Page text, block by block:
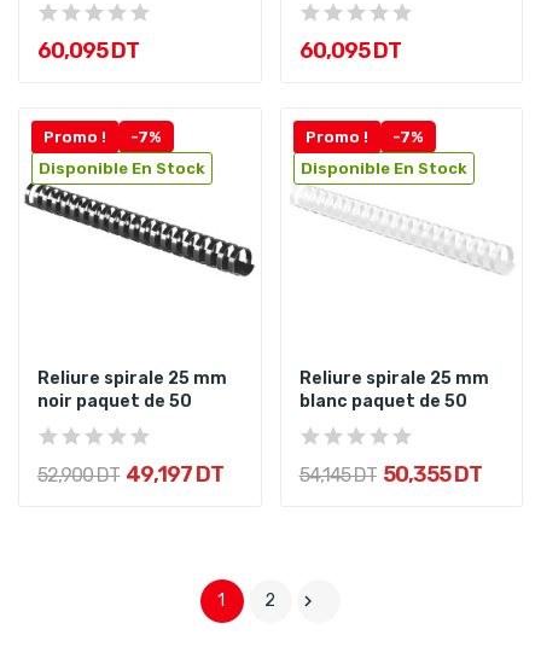
60,095 DT 60,095 DT
Promo !
-7%
Disponible En Stock
Reliure spirale 25 mm
noir paquet de 50
52,900 DT 49,197 DT
Promo !
-7%
Disponible En Stock
Reliure spirale 25 mm
blanc paquet de 50
54,145 DT 50,355 DT
1 2 